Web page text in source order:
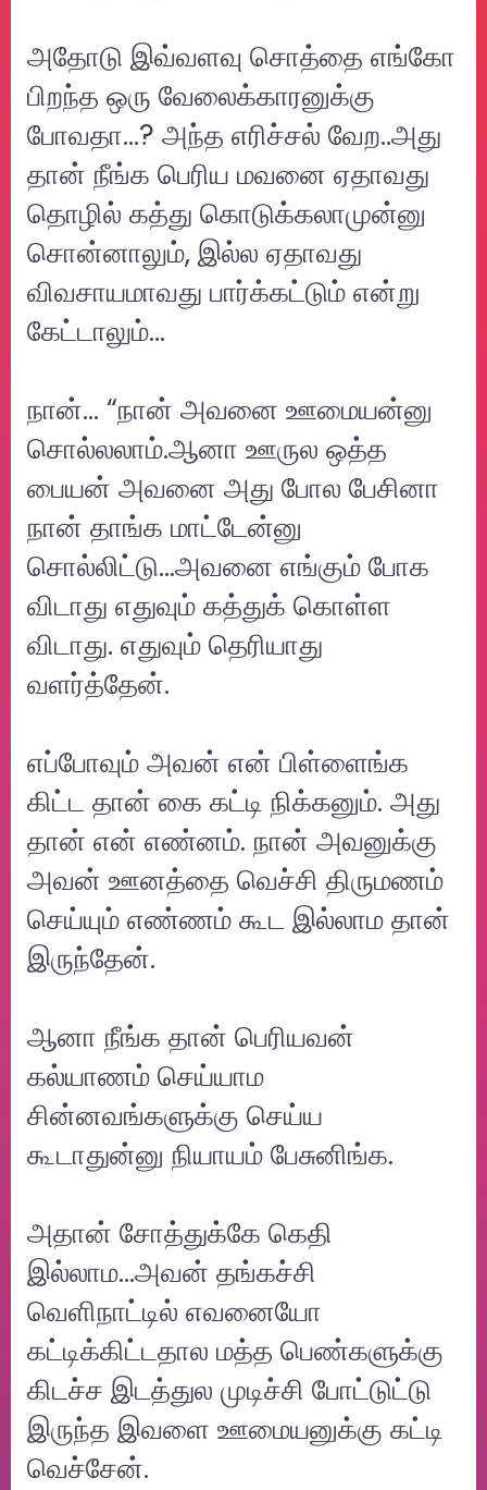
அதோடு இவ்வளவு சொத்தை எங்கோ
பிறந்த ஒரு வேலைக்காரனுக்கு
போவதா…? அந்த எரிச்சல் வேற..அது
தான் நீங்க பெரிய மவனை ஏதாவது
தொழில் கத்து கொடுக்கலாமுன்னு
சொன்னாலும், இல்ல ஏதாவது
விவசாயமாவது பார்க்கட்டும் என்று
கேட்டாலும்…
நான்… “நான் அவனை ஊமையன்னு
சொல்லலாம்.ஆனா ஊருல ஒத்த
பையன் அவனை அது போல பேசினா
நான் தாங்க மாட்டேன்னு
சொல்லிட்டு...அவனை எங்கும் போக
விடாது எதுவும் கத்துக் கொள்ள
விடாது. எதுவும் தெரியாது
வளர்த்தேன்.
எப்போவும் அவன் என் பிள்ளைங்க
கிட்ட தான் கை கட்டி நிக்கனும். அது
தான் என் எண்னம். நான் அவனுக்கு
அவன் ஊனத்தை வெச்சி திருமணம்
செய்யும் எண்ணம் கூட இல்லாம தான்
இருந்தேன்.
ஆனா நீங்க தான் பெரியவன்
கல்யாணம் செய்யாம
சின்னவங்களுக்கு செய்ய
கூடாதுன்னு நியாயம் பேசுனிங்க.
அதான் சோத்துக்கே கெதி
இல்லாம...அவன் தங்கச்சி
வெளிநாட்டில் எவனையோ
கட்டிக்கிட்டதால மத்த பெண்களுக்கு
கிடச்ச இடத்துல முடிச்சி போட்டுட்டு
இருந்த இவளை ஊமையனுக்கு கட்டி
வெச்சேன்.